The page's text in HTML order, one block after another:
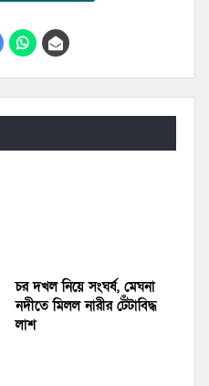
চর দখল নিয়ে সংঘর্ষ, মেঘনা
নদীতে মিলল নারীর টেঁটাবিদ্ধ
লাশ